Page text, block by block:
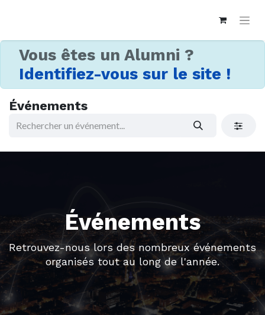
Vous êtes un Alumni ?
Identifiez-vous sur le site !
Événements
Événements
Retrouvez-nous lors des nombreux événements
organisés tout au long de l'année.